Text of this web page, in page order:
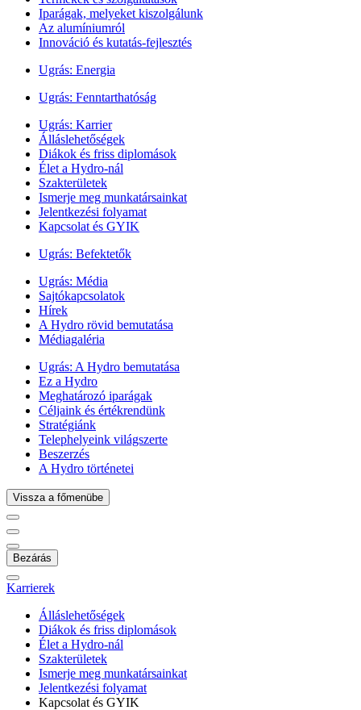
Iparágak, melyeket kiszolgálunk
Az alumíniumról
Innováció és kutatás-fejlesztés
Ugrás: Energia
Ugrás: Fenntarthatóság
Ugrás: Karrier
Álláslehetőségek
Diákok és friss diplomások
Élet a Hydro-nál
Szakterületek
Ismerje meg munkatársainkat
Jelentkezési folyamat
Kapcsolat és GYIK
Ugrás: Befektetők
Ugrás: Média
Sajtókapcsolatok
Hírek
A Hydro rövid bemutatása
Médiagaléria
Ugrás: A Hydro bemutatása
Ez a Hydro
Meghatározó iparágak
Céljaink és értékrendünk
Stratégiánk
Telephelyeink világszerte
Beszerzés
A Hydro történetei
Vissza a főmenübe
Bezárás
Karrierek
Álláslehetőségek
Diákok és friss diplomások
Élet a Hydro-nál
Szakterületek
Ismerje meg munkatársainkat
Jelentkezési folyamat
Kapcsolat és GYIK